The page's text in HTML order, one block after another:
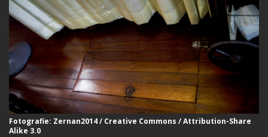
Fotografie: Zernan2014 / Creative Commons / Attribution-Share
Alike 3.0